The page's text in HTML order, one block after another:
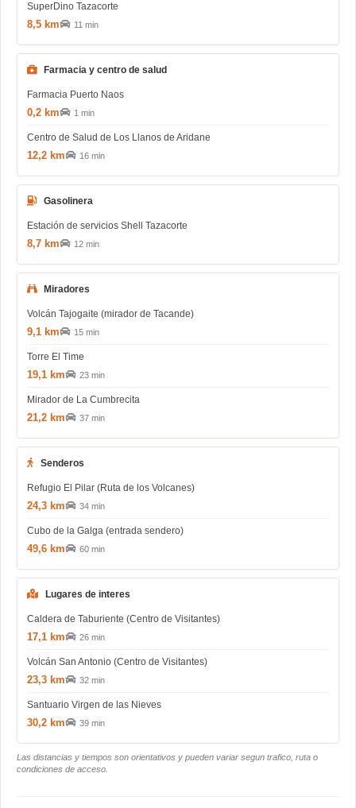
SuperDino Tazacorte
8,5 km 11 min
Farmacia y centro de salud
Farmacia Puerto Naos
0,2 km 1 min
Centro de Salud de Los Llanos de Aridane
12,2 km 16 min
Gasolinera
Estación de servicios Shell Tazacorte
8,7 km 12 min
Miradores
Volcán Tajogaite (mirador de Tacande)
9,1 km 15 min
Torre El Time
19,1 km 23 min
Mirador de La Cumbrecita
21,2 km 37 min
Senderos
Refugio El Pilar (Ruta de los Volcanes)
24,3 km 34 min
Cubo de la Galga (entrada sendero)
49,6 km 60 min
Lugares de interes
Caldera de Taburiente (Centro de Visitantes)
17,1 km 26 min
Volcán San Antonio (Centro de Visitantes)
23,3 km 32 min
Santuario Virgen de las Nieves
30,2 km 39 min
Las distancias y tiempos son orientativos y pueden variar segun trafico, ruta o
condiciones de acceso.